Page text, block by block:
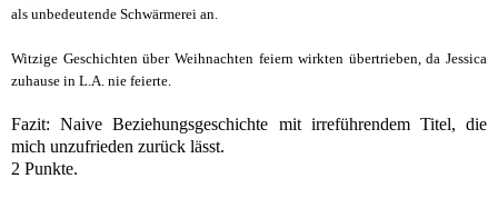
als unbedeutende Schwärmerei an.
Witzige Geschichten über Weihnachten feiern wirkten übertrieben, da Jessica
zuhause in L.A. nie feierte.
Fazit: Naive Beziehungsgeschichte mit irreführendem Titel, die
mich unzufrieden zurück lässt.
2 Punkte.